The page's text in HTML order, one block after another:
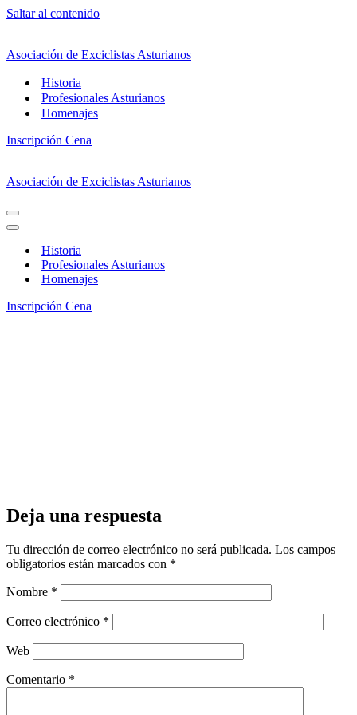
Saltar al contenido
Asociación de Exciclistas Asturianos
Historia
Profesionales Asturianos
Homenajes
Inscripción Cena
Asociación de Exciclistas Asturianos
Menú
de
Menú
navegación
Historia
Profesionales Asturianos
Homenajes
Inscripción Cena
Deja una respuesta
Tu dirección de correo electrónico no será publicada. Los campos
obligatorios están marcados con *
Nombre *
Correo electrónico *
Web
Comentario *